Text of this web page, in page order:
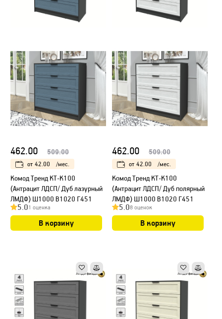
462.00 509.00
от 42.00 /мес.
Kомод Тренд КТ-К100
(Антрацит ЛДСП/ Дуб лазурный
ЛМДФ) Ш1000 В1020 Г451
5.01 оценка
В корзину
462.00 509.00
от 42.00 /мес.
Kомод Тренд КТ-К100
(Антрацит ЛДСП/ Дуб полярный
ЛМДФ) Ш1000 В1020 Г451
5.08 оценок
В корзину